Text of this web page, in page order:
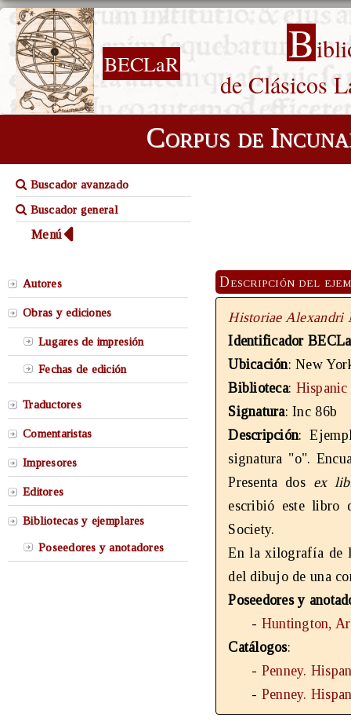
BECLaR B
de Clásicos
Corpus de
Buscador avanzado
Buscador general
Menú
Autores
Obras y ediciones
Lugares de impresión
Fechas de edición
Traductores
Comentaristas
Impresores
Editores
Bibliotecas y ejemplares
Poseedores y anotadores
Descripción del
Historiae Alexandri
Identificador
Ubicación: New
Biblioteca:
Signatura: Inc 86b
Descripción:
signatura "o".
Presenta dosex
escribió este libro
Society.
En la xilografía de
del dibujo de una
Poseedores y
- Huntington,
Catálogos:
- Penney.
- Penney.